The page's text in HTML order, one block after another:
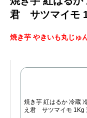
君 サツマイモ
焼き芋 やきいも丸じゅ
焼き芋 紅はるか 冷蔵
え君 サツマイモ 1Kg